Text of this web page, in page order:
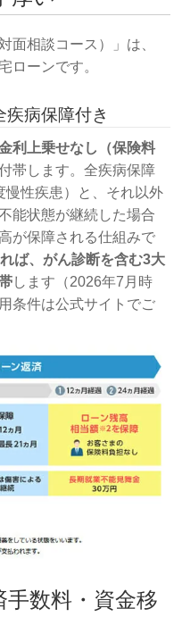
面相談コース）」は、
ローンです。
病保障付き
利上乗せなし（保険料
帯します。全疾病保障
慢性疾患）と、それ以外
能状態が継続した場合
が保障される仕組みで
ば、がん診断を含む3大
します（2026年7月時
条件は公式サイトでご
手数料・資金移